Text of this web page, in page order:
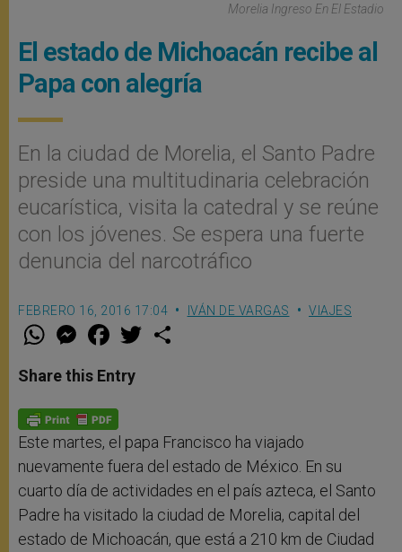
Morelia Ingreso En El Estadio
El estado de Michoacán recibe al
Papa con alegría
En la ciudad de Morelia, el Santo Padre
preside una multitudinaria celebración
eucarística, visita la catedral y se reúne
con los jóvenes. Se espera una fuerte
denuncia del narcotráfico
FEBRERO 16, 2016 17:04 IVÁN DE VARGAS VIAJES
W
t
s
p
p
M
e
s
e
g
e
r
F
a
e
b
o
k
w
Share this Entry
Este martes, el papa Francisco ha viajado
nuevamente fuera del estado de México. En su
cuarto día de actividades en el país azteca, el Santo
Padre ha visitado la ciudad de Morelia, capital del
estado de Michoacán, que está a 210 km de Ciudad